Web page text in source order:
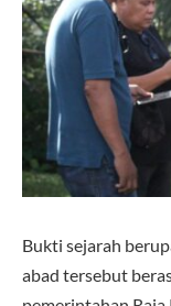
Bukti sejarah
abad tersebut